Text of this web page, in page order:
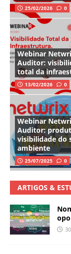
25/02/2026 0
Webinar
Auditor:
total da
13/02/2026 0
Webinar
Auditor:
visibilidade do
ambiente
25/07/2025 0
ARTIGOS &